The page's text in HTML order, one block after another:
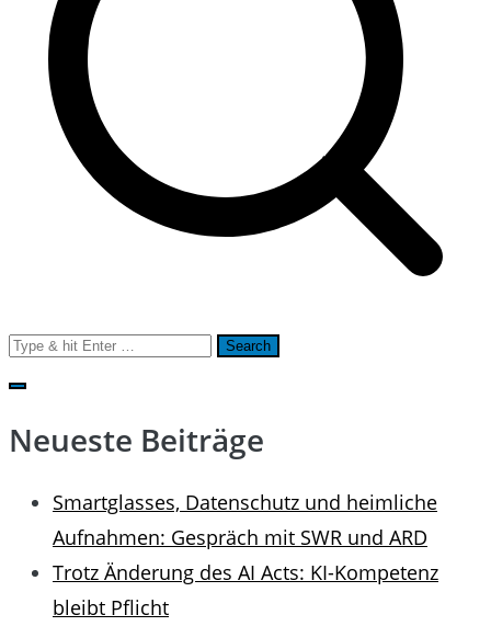
Search
for:
Neueste Beiträge
Smartglasses, Datenschutz und heimliche
Aufnahmen: Gespräch mit SWR und ARD
Trotz Änderung des AI Acts: KI-Kompetenz
bleibt Pflicht